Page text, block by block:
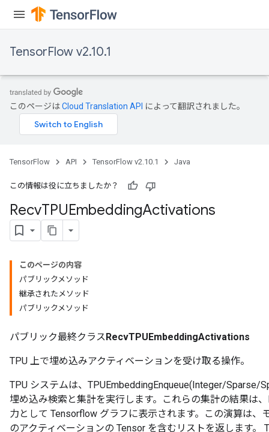
TensorFlow v2.10.1
このページはCloud Translation API によって翻訳されました。
TensorFlow API TensorFlow v2.10.1 Java
この情報は役に立ちましたか？
RecvTPUEmbeddingActivations
このページの内容
パブリックメソッド
継承されたメソッド
パブリックメソッド
パブリック最終クラスRecvTPUEmbeddingActivations
TPU 上で埋め込みアクティベーションを受け取る操作。
TPU システムは、TPUEmbeddingEnqueue(Integer/Sparse/
埋め込み検索と集計を実行します。これらの集計の結果は
力として Tensorflow グラフに表示されます。この演算は、
のアクティベーションの Tensor を含むリストを返します。